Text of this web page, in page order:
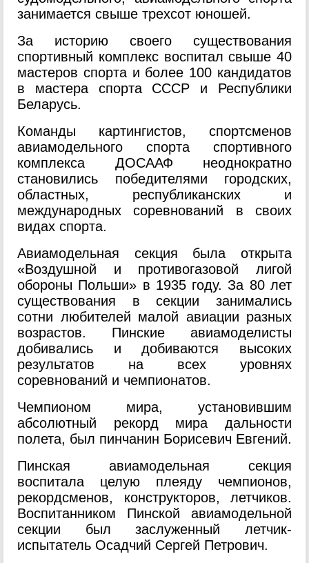
занимается свыше трехсот юношей.
За историю своего существования
спортивный комплекс воспитал свыше 40
мастеров спорта и более 100 кандидатов
в мастера спорта СССР и Республики
Беларусь.
Команды картингистов, спортсменов
авиамодельного спорта спортивного
комплекса ДОСААФ неоднократно
становились победителями городских,
областных, республиканских и
международных соревнований в своих
видах спорта.
Авиамодельная секция была открыта
«Воздушной и противогазовой лигой
обороны Польши» в 1935 году. За 80 лет
существования в секции занимались
сотни любителей малой авиации разных
возрастов. Пинские авиамоделисты
добивались и добиваются высоких
результатов на всех уровнях
соревнований и чемпионатов.
Чемпионом мира, установившим
абсолютный рекорд мира дальности
полета, был пинчанин Борисевич Евгений.
Пинская авиамодельная секция
воспитала целую плеяду чемпионов,
рекордсменов, конструкторов, летчиков.
Воспитанником Пинской авиамодельной
секции был заслуженный летчик-
испытатель Осадчий Сергей Петрович.